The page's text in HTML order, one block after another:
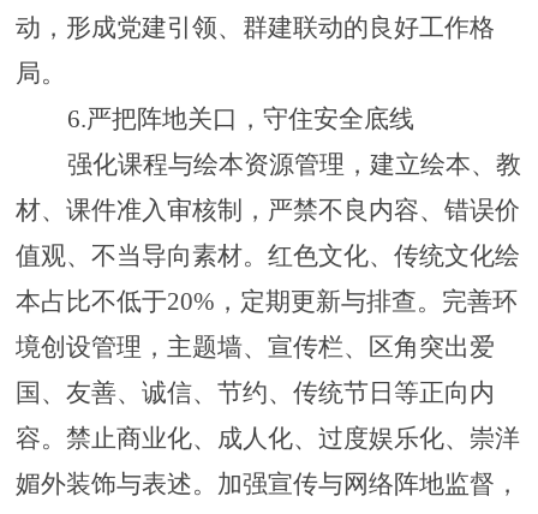
动，形成党建引领、群建联动的良好工作格
局。
6.严把阵地关口，守住安全底线
强化课程与绘本资源管理 ， 建立绘本、教
材、课件准入审核制，严禁不良内容、错误价
值观、不当导向素材。红色文化、传统文化绘
本占比不低于20%，定期更新与排查。 完善环
境创设管理 ， 主题墙、宣传栏、区角突出爱
国、友善、诚信、节约、传统节日等正向内
容。禁止商业化、成人化、过度娱乐化、崇洋
媚外装饰与表述。 加强宣传与网络阵地监督，